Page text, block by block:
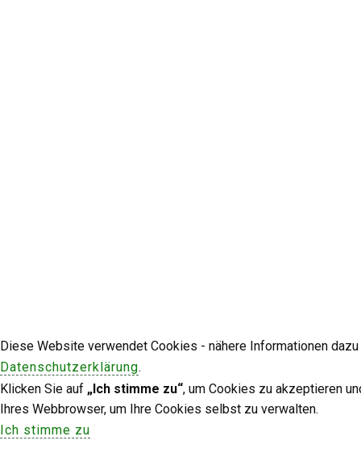
Diese Website verwendet Cookies - nähere Informationen
Datenschutzerklärung.
Klicken Sie auf „Ich stimme zu“, um Cookies zu akzeptieren
Ihres Webbrowser, um Ihre Cookies selbst zu verwalten.
Ich stimme zu